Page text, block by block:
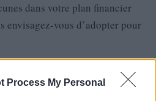
Process My Personal
dans votre plan financier
envisagez-vous d’adopter pour